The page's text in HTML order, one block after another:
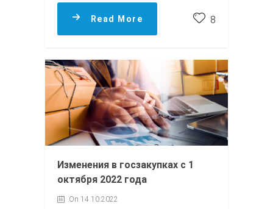
Read More 8
Изменения в госзакупках с 1
октября 2022 года
On 14.10.2022